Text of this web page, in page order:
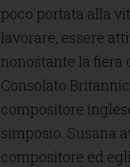
poco portata alla
lavorare, essere
nonostante la fiera
Consolato
compositore
simposio. Susana
compositore ed